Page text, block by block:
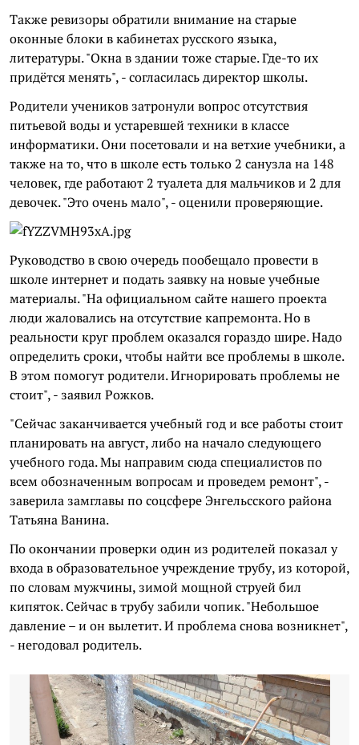
Также ревизоры обратили внимание на старые
оконные блоки в кабинетах русского языка,
литературы. "Окна в здании тоже старые. Где-то их
придётся менять", - согласилась директор школы.
Родители учеников затронули вопрос отсутствия
питьевой воды и устаревшей техники в классе
информатики. Они посетовали и на ветхие учебники, а
также на то, что в школе есть только 2 санузла на 148
человек, где работают 2 туалета для мальчиков и 2 для
девочек. "Это очень мало", - оценили проверяющие.
Руководство в свою очередь пообещало провести в
школе интернет и подать заявку на новые учебные
материалы. "На официальном сайте нашего проекта
люди жаловались на отсутствие капремонта. Но в
реальности круг проблем оказался гораздо шире. Надо
определить сроки, чтобы найти все проблемы в школе.
В этом помогут родители. Игнорировать проблемы не
стоит", - заявил Рожков.
"Сейчас заканчивается учебный год и все работы стоит
планировать на август, либо на начало следующего
учебного года. Мы направим сюда специалистов по
всем обозначенным вопросам и проведем ремонт", -
заверила замглавы по соцсфере Энгельсского района
Татьяна Ванина.
По окончании проверки один из родителей показал у
входа в образовательное учреждение трубу, из которой,
по словам мужчины, зимой мощной струей бил
кипяток. Сейчас в трубу забили чопик. "Небольшое
давление – и он вылетит. И проблема снова возникнет",
- негодовал родитель.